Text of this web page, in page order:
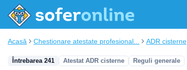
Acasă Chestionare atestate profesional... ADR cisterne
Întrebarea 241 Atestat ADR cisterne Reguli generale